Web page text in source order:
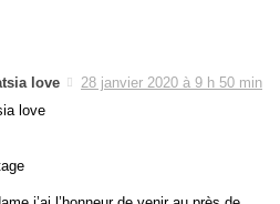
love
28 janvier 2020 à 9 h 50 min
love